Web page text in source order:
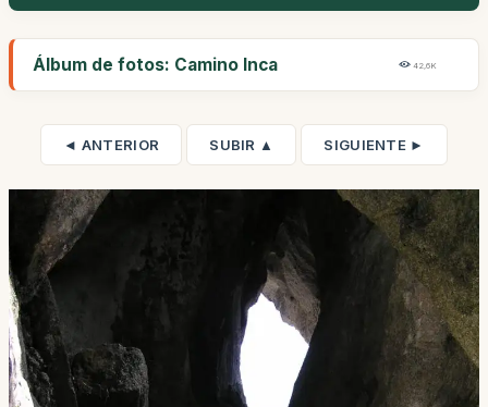
Álbum de fotos: Camino Inca 42,6K
◄ ANTERIOR SUBIR ▲ SIGUIENTE ►